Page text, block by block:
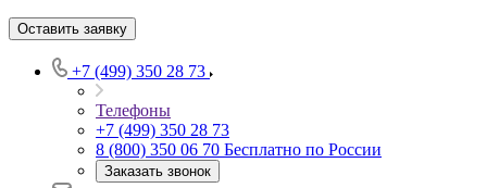
Оставить заявку
+7 (499) 350 28 73
Телефоны
+7 (499) 350 28 73
8 (800) 350 06 70 Бесплатно по России
Заказать звонок